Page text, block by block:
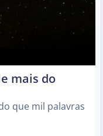
mais do
que mil palavras